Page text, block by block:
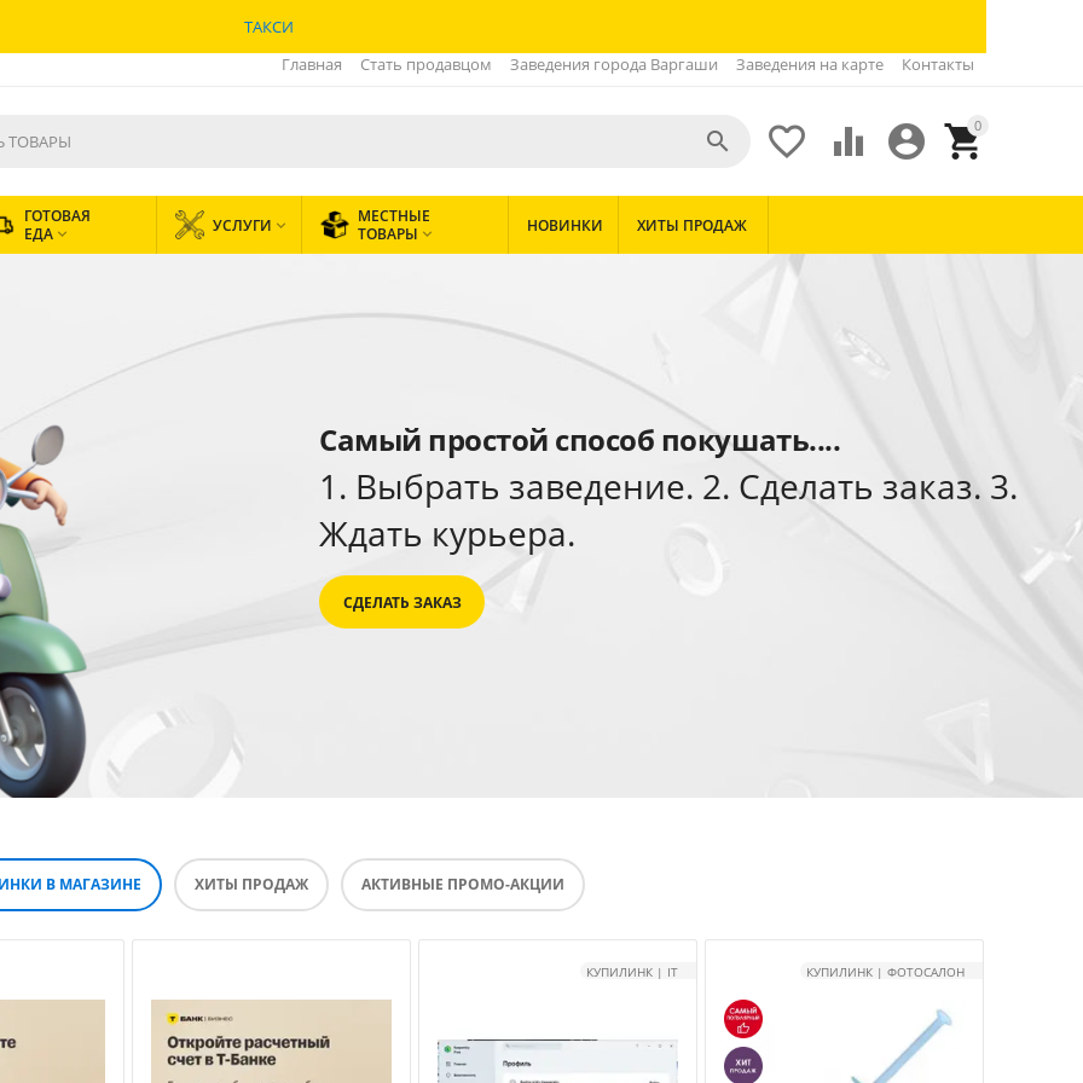
ТАКСИ
Главная
Стать продавцом Заведения города Варгаши Заведения на карте Контакты
0


 

ГОТОВАЯ
ЕДА  УСЛУГИ 
МЕСТНЫЕ
ТОВАРЫ  НОВИНКИ ХИТЫ ПРОДАЖ
Самый простой способ покушать....
1. Выбрать заведение. 2. Сделать заказ. 3.
Ждать курьера.
СДЕЛАТЬ ЗАКАЗ
В МАГАЗИНЕ ХИТЫ ПРОДАЖ АКТИВНЫЕ ПРОМО-АКЦИИ
КУПИЛИНК | IT КУПИЛИНК | ФОТОСАЛОН